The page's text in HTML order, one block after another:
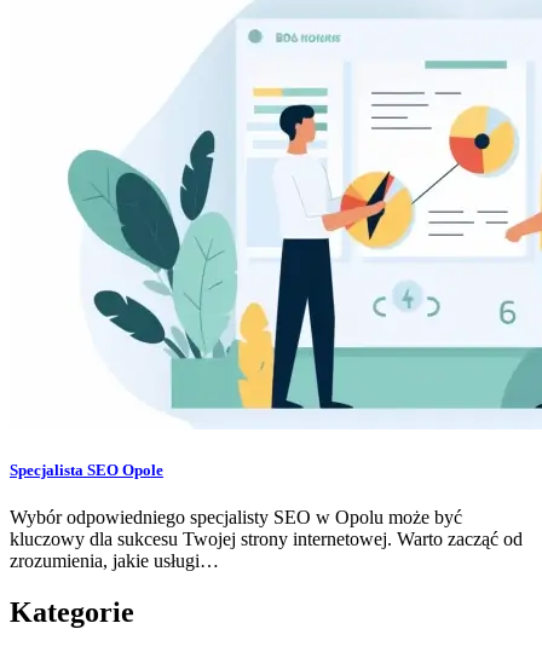
Specjalista SEO Opole
Wybór odpowiedniego specjalisty SEO w Opolu może być
kluczowy dla sukcesu Twojej strony internetowej. Warto zacząć od
zrozumienia, jakie usługi…
Kategorie